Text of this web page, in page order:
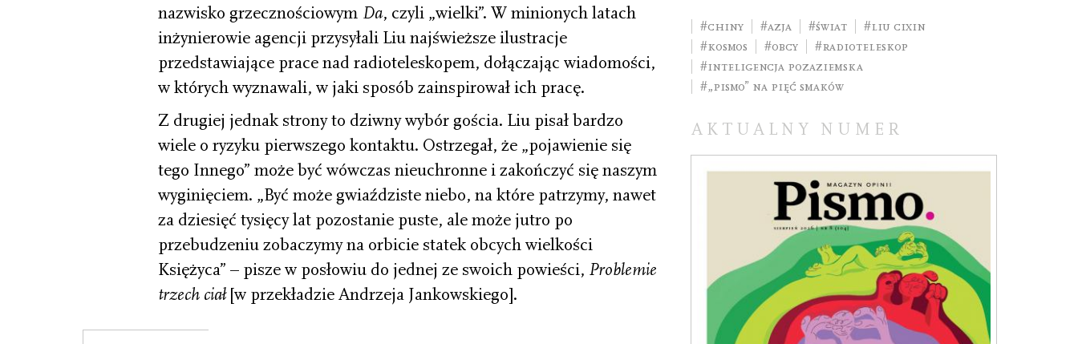
nazwisko grzecznościowym Da, czyli „wielki”. W minionych latach
inżynierowie agencji przysyłali Liu najświeższe ilustracje
przedstawiające prace nad radioteleskopem, dołączając wiadomości,
w których wyznawali, w jaki sposób zainspirował ich pracę.
Z drugiej jednak strony to dziwny wybór gościa. Liu pisał bardzo
wiele o ryzyku pierwszego kontaktu. Ostrzegał, że „pojawienie się
tego Innego” może być wówczas nieuchronne i zakończyć się naszym
wyginięciem. „Być może gwiaździste niebo, na które patrzymy, nawet
za dziesięć tysięcy lat pozostanie puste, ale może jutro po
przebudzeniu zobaczymy na orbicie statek obcych wielkości
Księżyca” – pisze w posłowiu do jednej ze swoich powieści, Problemie
trzech ciał [w przekładzie Andrzeja Jankowskiego].
#Chiny #Azja #świat
#Liu Cixin
#kosmos
#Obcy
#radioteleskop
#inteligencja pozaziemska
#„Pismo” na Pięć Smaków
AKTUALNY NUMER